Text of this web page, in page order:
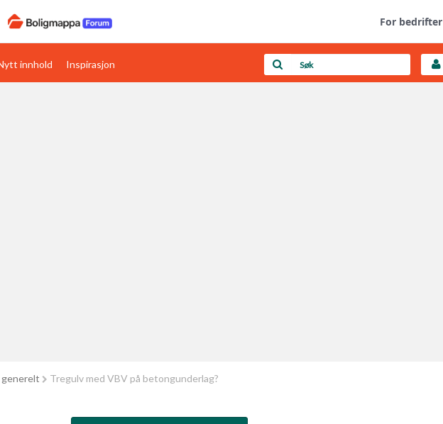
For bedrifter
Boligens papirer Last opp selv
innhold Inspirasjon
Tregulv med VBV på betongunderlag?